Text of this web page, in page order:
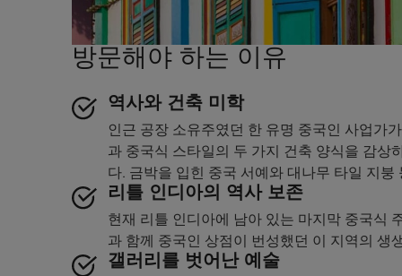
방문해야 하는 이유
역사와 건축 미학
인근 공장 소유주였던 한 유명 중국인 사업가
과 중국식 스타일의 두 가지 건축 양식을 감
다. 금박을 입힌 중국 서예와 대나무 타일 지
리틀 인디아의 역사 보존
현재 리틀 인디아에 남아 있는 마지막 중국식
과 함께 중국인 상점이 번성했던 이 지역의 생
갤러리를 벗어난 예술